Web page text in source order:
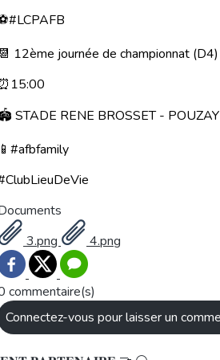
📆 12ème journée de championnat (D4)
⏰15:00
STADE RENE BROSSET - POUZAY
📱#afbfamily
3.png
4.png
commentaire(s)
Connectez-vous pour laisser un